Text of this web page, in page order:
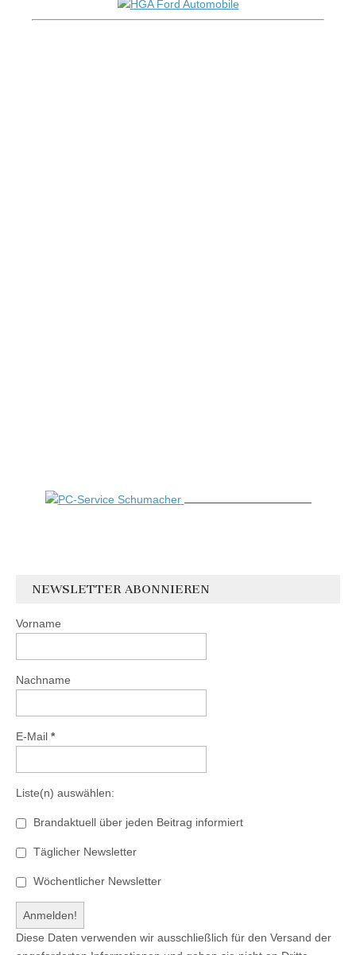
NEWSLETTER ABONNIEREN
Vorname
Nachname
E-Mail *
Liste(n) auswählen:
Brandaktuell über jeden Beitrag informiert
Täglicher Newsletter
Wöchentlicher Newsletter
Diese Daten verwenden wir ausschließlich für den Versand der